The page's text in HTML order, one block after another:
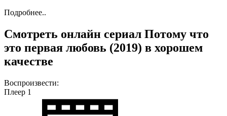
Подробнее..
Смотреть онлайн сериал Потому что
это первая любовь (2019) в хорошем
качестве
Воспроизвести:
Плеер 1